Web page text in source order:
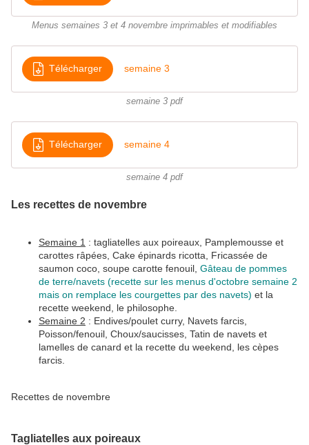
Menus semaines 3 et 4 novembre imprimables et modifiables
Télécharger semaine 3
semaine 3 pdf
Télécharger semaine 4
semaine 4 pdf
Les recettes de novembre
Semaine 1 : tagliatelles aux poireaux, Pamplemousse et
carottes râpées, Cake épinards ricotta, Fricassée de
saumon coco, soupe carotte fenouil, Gâteau de pommes
de terre/navets (recette sur les menus d'octobre semaine 2
mais on remplace les courgettes par des navets) et la
recette weekend, le philosophe.
Semaine 2 : Endives/poulet curry, Navets farcis,
Poisson/fenouil, Choux/saucisses, Tatin de navets et
lamelles de canard et la recette du weekend, les cèpes
farcis.
Recettes de novembre
Tagliatelles aux poireaux